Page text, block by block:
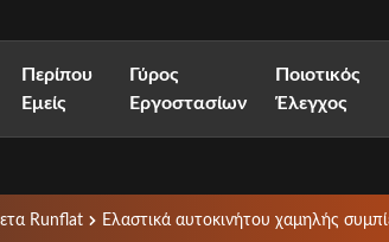
Περίπου
Εμείς
Γύρος
Εργοστασίων
Ποιοτικός
Έλεγχος
Runflat Ελαστικά αυτοκινήτου χαμηλής